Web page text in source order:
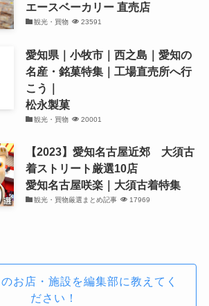
エースベーカリー 直売店
観光・買物 23591
愛知県｜小牧市｜西之島｜愛知の
名産・銘菓特集｜工場直売所へ行
こう｜
松永製菓
観光・買物 20001
【2023】愛知名古屋近郊 大須古
着ストリート厳選10店
愛知名古屋咲楽｜大須古着特集
観光・買物厳選まとめ記事 17969
お店・施設を編集部に教えてく
ださい！